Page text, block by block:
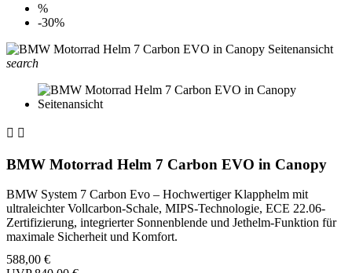
%
-30%
search
 
BMW Motorrad Helm 7 Carbon EVO in Canopy
BMW System 7 Carbon Evo – Hochwertiger Klapphelm mit
ultraleichter Vollcarbon-Schale, MIPS-Technologie, ECE 22.06-
Zertifizierung, integrierter Sonnenblende und Jethelm-Funktion für
maximale Sicherheit und Komfort.
588,00 €